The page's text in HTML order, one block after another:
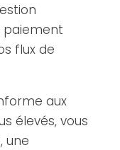
paiement
flux de
aux
élevés, vous
une